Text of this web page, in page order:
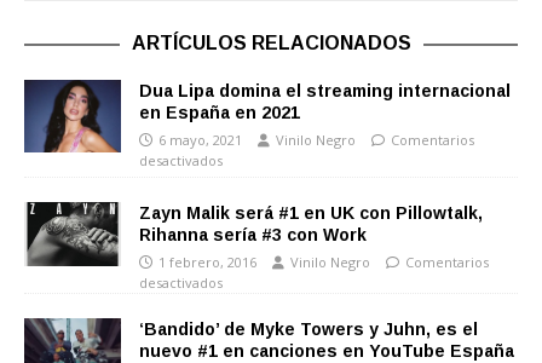
ARTÍCULOS RELACIONADOS
Dua Lipa domina el streaming internacional
en España en 2021
6 mayo, 2021 Vinilo Negro
Comentarios
desactivados
Zayn Malik será #1 en UK con Pillowtalk,
Rihanna sería #3 con Work
1 febrero, 2016 Vinilo Negro
Comentarios
desactivados
‘Bandido’ de Myke Towers y Juhn, es el
nuevo #1 en canciones en YouTube España